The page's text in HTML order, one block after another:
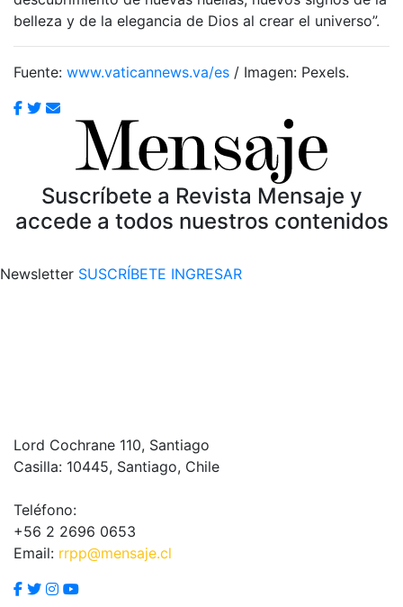
belleza y de la elegancia de Dios al crear el universo”.
Fuente: www.vaticannews.va/es / Imagen: Pexels.
Suscríbete a Revista Mensaje y
accede a todos nuestros contenidos
Newsletter SUSCRÍBETE INGRESAR
Lord Cochrane 110, Santiago
Casilla: 10445, Santiago, Chile
Teléfono:
+56 2 2696 0653
Email: rrpp@mensaje.cl